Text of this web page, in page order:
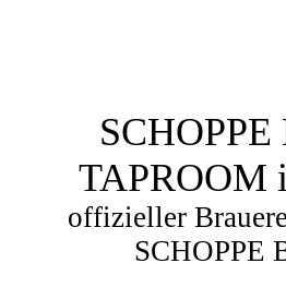
TAPROOM
offizieller
SCHOPPE